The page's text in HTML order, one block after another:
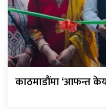
काठमाडौंमा ‘आफन्त